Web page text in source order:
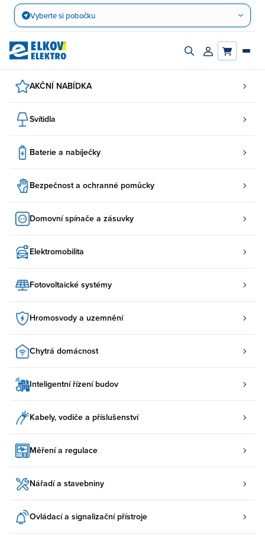
Přejít
obsah
Vyberte si pobočku
Zapnout/vypnout
Přihlásit/
AKČNÍ NABÍDKA
Svítidla
Baterie a nabíječky
Bezpečnost a ochranné pomůcky
Domovní spínače a zásuvky
Elektromobilita
Fotovoltaické systémy
Hromosvody a uzemnění
Chytrá domácnost
Inteligentní řízení budov
Kabely, vodiče a příslušenství
Měření a regulace
Nářadí a stavebniny
Ovládací a signalizační přístroje